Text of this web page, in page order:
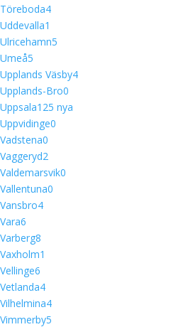
Töreboda4
Uddevalla1
Ulricehamn5
Umeå5
Upplands Väsby4
Upplands-Bro0
Uppsala125 nya
Uppvidinge0
Vadstena0
Vaggeryd2
Valdemarsvik0
Vallentuna0
Vansbro4
Vara6
Varberg8
Vaxholm1
Vellinge6
Vetlanda4
Vilhelmina4
Vimmerby5